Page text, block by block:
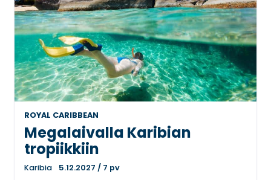
ROYAL CARIBBEAN
Megalaivalla Karibian
tropiikkiin
Karibia 5.12.2027 / 7 pv